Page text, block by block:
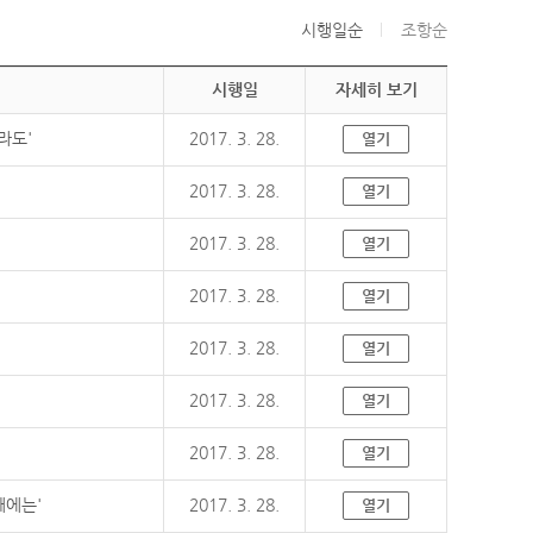
시행일순 조항순
시행일 자세히 보기
도' 2017. 3. 28. 열기
2017. 3. 28. 열기
2017. 3. 28. 열기
2017. 3. 28. 열기
2017. 3. 28. 열기
2017. 3. 28. 열기
2017. 3. 28. 열기
에는' 2017. 3. 28. 열기